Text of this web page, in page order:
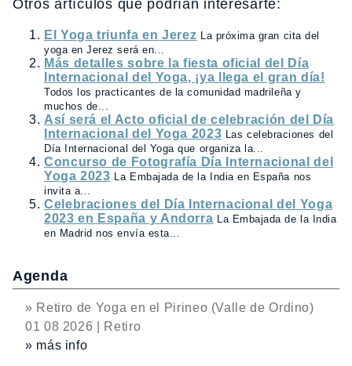
Otros artículos que podrían interesarte:
El Yoga triunfa en Jerez La próxima gran cita del
yoga en Jerez será en...
Más detalles sobre la fiesta oficial del Día
Internacional del Yoga, ¡ya llega el gran día!
Todos los practicantes de la comunidad madrileña y
muchos de...
Así será el Acto oficial de celebración del Día
Internacional del Yoga 2023 Las celebraciones del
Día Internacional del Yoga que organiza la...
Concurso de Fotografía Día Internacional del
Yoga 2023 La Embajada de la India en España nos
invita a...
Celebraciones del Día Internacional del Yoga
2023 en España y Andorra La Embajada de la India
en Madrid nos envía esta...
Agenda
» Retiro de Yoga en el Pirineo (Valle de Ordino)
01 08 2026 | Retiro
» más info